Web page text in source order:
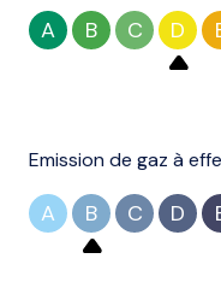
A B C D
Emission de gaz à
A B C D